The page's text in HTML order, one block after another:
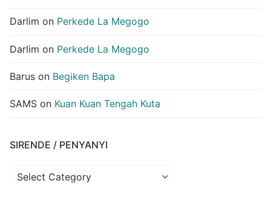
Darlim on Perkede La Megogo
Darlim on Perkede La Megogo
Barus on Begiken Bapa
SAMS on Kuan Kuan Tengah Kuta
SIRENDE / PENYANYI
Sirende